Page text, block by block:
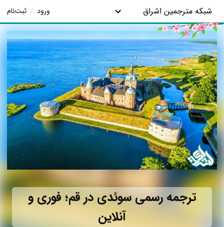
شبکه مترجمین اشراق ورود / ثبت‌نام
ترجمه رسمی سوئدی در قم؛ فوری و
آنلاین